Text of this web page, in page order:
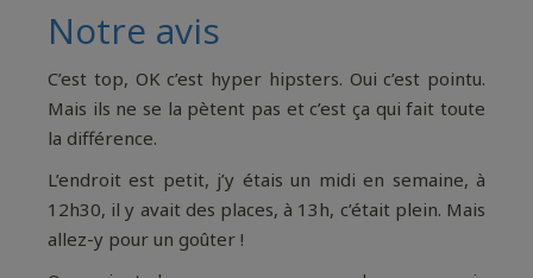
Notre avis
C’est top, OK c’est hyper hipsters. Oui c’est pointu.
Mais ils ne se la pètent pas et c’est ça qui fait toute
la différence.
L’endroit est petit, j’y étais un midi en semaine, à
12h30, il y avait des places, à 13h, c’était plein. Mais
allez-y pour un goûter !